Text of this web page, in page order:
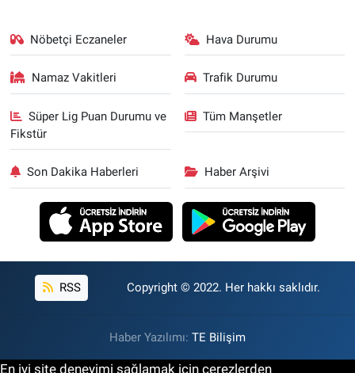
Nöbetçi Eczaneler Hava Durumu
Namaz Vakitleri Trafik Durumu
Süper Lig Puan Durumu ve
Fikstür
Tüm Manşetler
Son Dakika Haberleri Haber Arşivi
RSS Copyright © 2022. Her hakkı saklıdır.
Haber Yazılımı: TE Bilişim
En iyi site deneyimi sağlamak için çerezlerden